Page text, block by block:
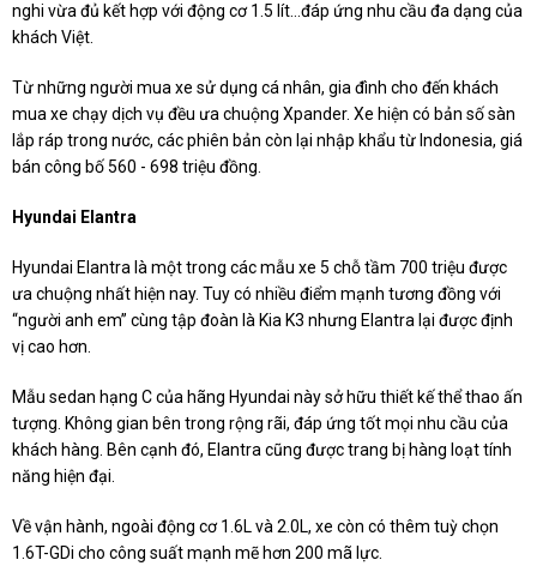
nghi vừa đủ kết hợp với động cơ 1.5 lít…đáp ứng nhu cầu đa dạng của
khách Việt.
Từ những người mua xe sử dụng cá nhân, gia đình cho đến khách
mua xe chạy dịch vụ đều ưa chuộng Xpander. Xe hiện có bản số sàn
lắp ráp trong nước, các phiên bản còn lại nhập khẩu từ Indonesia, giá
bán công bố 560 - 698 triệu đồng.
Hyundai Elantra
Hyundai Elantra là một trong các mẫu xe 5 chỗ tầm 700 triệu được
ưa chuộng nhất hiện nay. Tuy có nhiều điểm mạnh tương đồng với
“người anh em” cùng tập đoàn là Kia K3 nhưng Elantra lại được định
vị cao hơn.
Mẫu sedan hạng C của hãng Hyundai này sở hữu thiết kế thể thao ấn
tượng. Không gian bên trong rộng rãi, đáp ứng tốt mọi nhu cầu của
khách hàng. Bên cạnh đó, Elantra cũng được trang bị hàng loạt tính
năng hiện đại.
Về vận hành, ngoài động cơ 1.6L và 2.0L, xe còn có thêm tuỳ chọn
1.6T-GDi cho công suất mạnh mẽ hơn 200 mã lực.